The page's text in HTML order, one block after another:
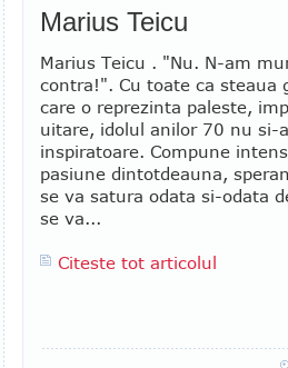
Marius Teicu
Marius Teicu . "Nu. N-am
contra!". Cu toate ca steaua
care o reprezinta paleste,
uitare, idolul anilor 70 nu si-
inspiratoare. Compune
pasiune dintotdeauna,
se va satura odata si-odata
se va...
Citeste tot articolul